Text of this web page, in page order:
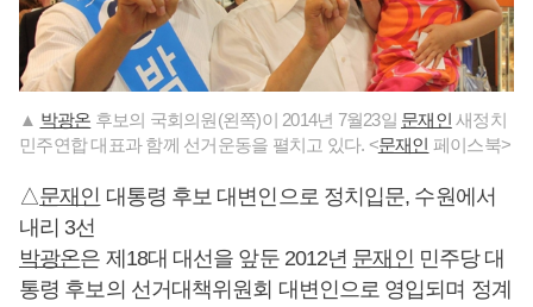
▲ 박광온 후보의 국회의원(왼쪽)이 2014년 7월23일 문재인 새정치
민주연합 대표과 함께 선거운동을 펼치고 있다. <문재인 페이스북>
△문재인 대통령 후보 대변인으로 정치입문, 수원에서
내리 3선
박광온은 제18대 대선을 앞둔 2012년 문재인 민주당 대
통령 후보의 선거대책위원회 대변인으로 영입되며 정계